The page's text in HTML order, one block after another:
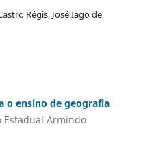
Régis, José Iago de
o ensino de geografia
Estadual Armindo